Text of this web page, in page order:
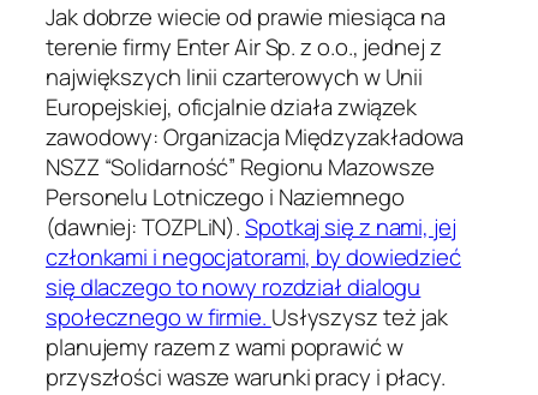
Jak dobrze wiecie od prawie miesiąca na
terenie firmy Enter Air Sp. z o.o., jednej z
największych linii czarterowych w Unii
Europejskiej, oficjalnie działa związek
zawodowy: Organizacja Międzyzakładowa
NSZZ “Solidarność” Regionu Mazowsze
Personelu Lotniczego i Naziemnego
(dawniej: TOZPLiN).Spotkaj się z nami, jej
członkami i negocjatorami, by dowiedzieć
się dlaczego to nowy rozdział dialogu
społecznego w firmie. Usłyszysz też jak
planujemy razem z wami poprawić w
przyszłości wasze warunki pracy i płacy.